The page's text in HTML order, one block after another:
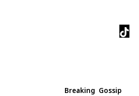
Breaking Gossip